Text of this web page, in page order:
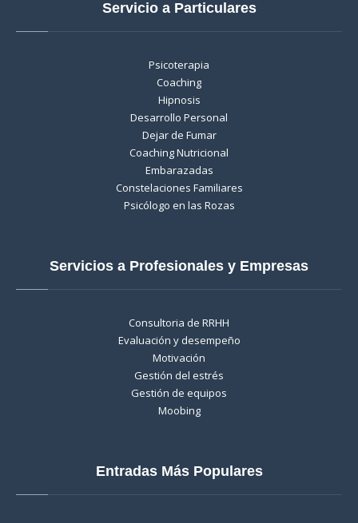
Servicio a Particulares
Psicoterapia
Coaching
Hipnosis
Desarrollo Personal
Dejar de Fumar
Coaching Nutricional
Embarazadas
Constelaciones Familiares
Psicólogo en las Rozas
Servicios a Profesionales y Empresas
Consultoria de RRHH
Evaluación y desempeño
Motivación
Gestión del estrés
Gestión de equipos
Moobing
Entradas Más Populares